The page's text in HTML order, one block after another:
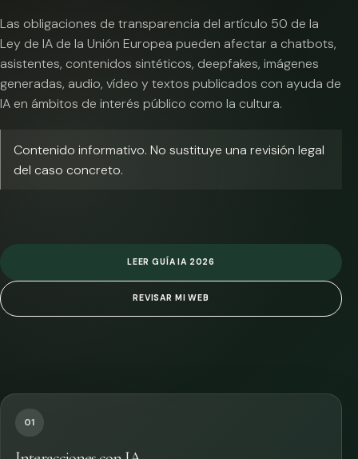
Las obligaciones de transparencia del artículo 50 de la
Ley de IA de la Unión Europea pueden afectar a chatbots,
asistentes, contenidos sintéticos, deepfakes, imágenes
generadas, audio, vídeo y textos publicados con ayuda de
IA en ámbitos de interés público como la cultura.
Contenido informativo. No sustituye una revisión legal
del caso concreto.
LEER GUÍA IA 2026
REVISAR MI WEB
01